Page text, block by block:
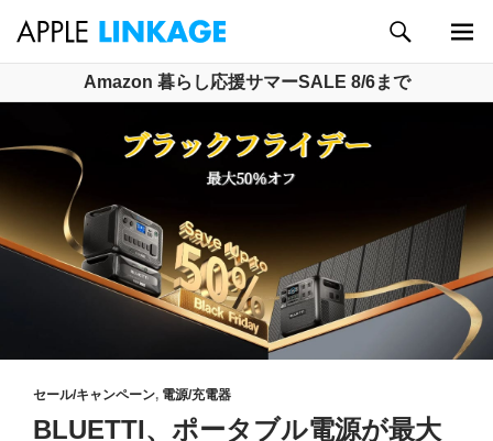
ン
ン
ス
キ
索
Amazon 暮らし応援サマーSALE 8/6まで
セール/キャンペーン, 電源/充電器
BLUETTI、ポータブル電源が最大